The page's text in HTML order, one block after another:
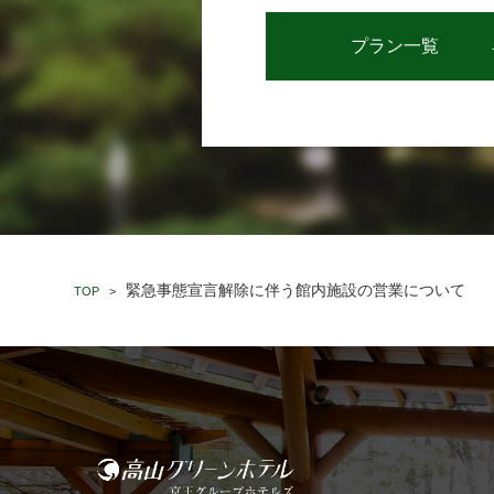
プラン一覧
TOP > 緊急事態宣言解除に伴う館内施設の営業について